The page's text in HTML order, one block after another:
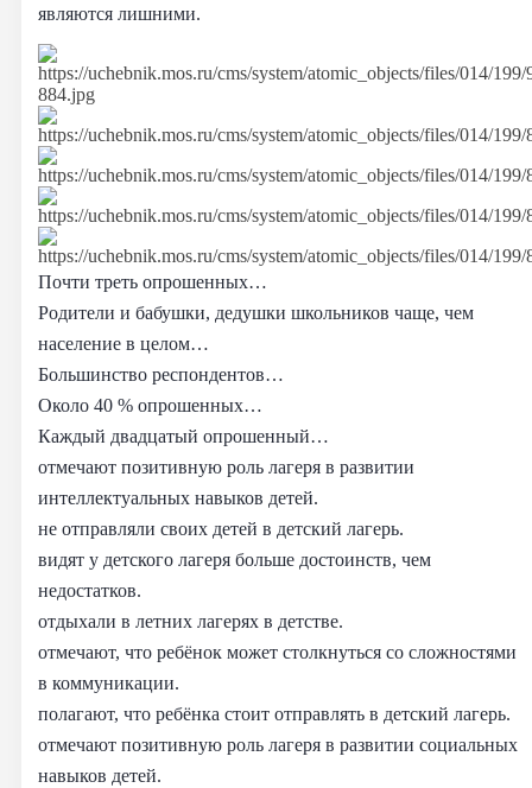
являются лишними.
Почти треть опрошенных…
Родители и бабушки, дедушки школьников чаще, чем
население в целом…
Большинство респондентов…
Около 40 % опрошенных…
Каждый двадцатый опрошенный…
отмечают позитивную роль лагеря в развитии
интеллектуальных навыков детей.
не отправляли своих детей в детский лагерь.
видят у детского лагеря больше достоинств, чем
недостатков.
отдыхали в летних лагерях в детстве.
отмечают, что ребёнок может столкнуться со сложностями
в коммуникации.
полагают, что ребёнка стоит отправлять в детский лагерь.
отмечают позитивную роль лагеря в развитии социальных
навыков детей.